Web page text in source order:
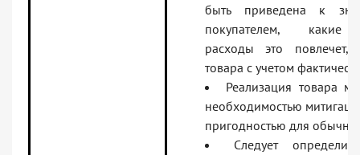
быть приведена к
покупателем, какие
расходы это повлечет,
товара с учетом
Реализация товара
необходимостью
пригодностью для
Следует